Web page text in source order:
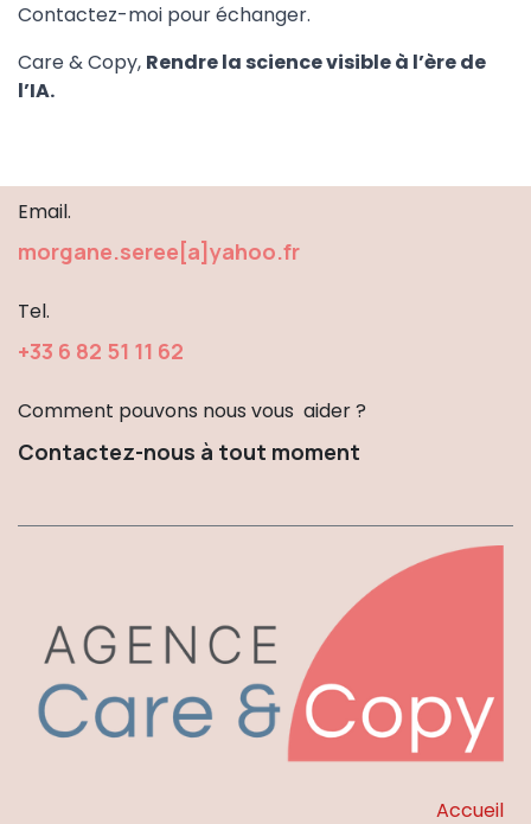
Contactez-moi pour échanger.
Care & Copy, Rendre la science visible à l’ère de
l’IA.
Email.
morgane.seree[a]yahoo.fr
Tel.
+33 6 82 51 1​1 62
Comment pouvons nous vous aider ?
Contactez-nous à tout moment
Accueil